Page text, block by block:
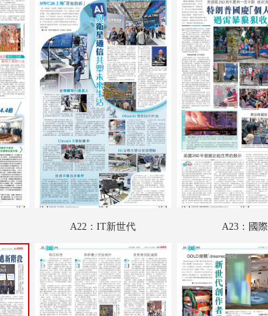
A18：香江載道
A19：品德學堂
A20：愛漫遊
A21：娛樂
A22：IT新世代
A23：國際
A24：國際
B01：娛樂
B03：采風
B04：藝博
A22：IT新世代 A23：國際